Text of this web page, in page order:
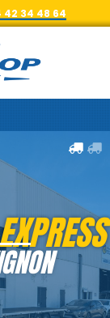
42 34 48 64